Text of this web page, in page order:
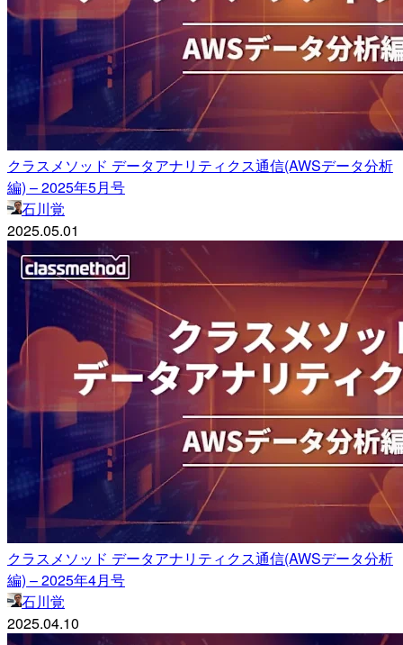
クラスメソッド データアナリティクス通信(AWSデータ分析
編) – 2025年5月号
石川覚
2025.05.01
クラスメソッド データアナリティクス通信(AWSデータ分析
編) – 2025年4月号
石川覚
2025.04.10